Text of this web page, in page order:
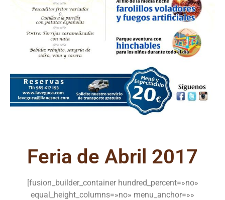
Feria de Abril 2017
[fusion_builder_container hundred_percent=»no»
equal_height_columns=»no» menu_anchor=»»